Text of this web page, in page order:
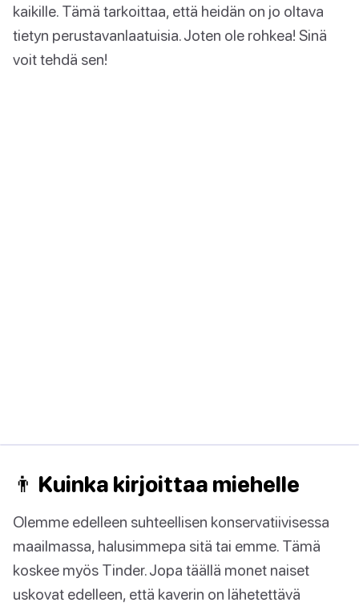
kaikille. Tämä tarkoittaa, että heidän on jo oltava
tietyn perustavanlaatuisia. Joten ole rohkea! Sinä
voit tehdä sen!
👨 Kuinka kirjoittaa miehelle
Olemme edelleen suhteellisen konservatiivisessa
maailmassa, halusimmepa sitä tai emme. Tämä
koskee myös Tinder. Jopa täällä monet naiset
uskovat edelleen, että kaverin on lähetettävä